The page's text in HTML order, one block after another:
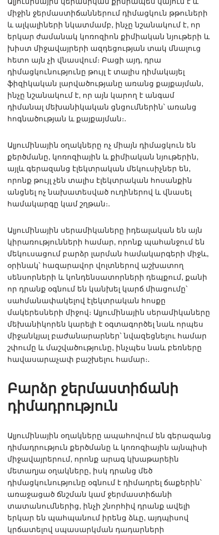
միջին ջերմաստիճաններում դիմացկուն թթուների
և ալկալիների նկատմամբ, ինչը նշանակում է, որ
երկար ժամանակ կոռոզիոն քիմիական նյութերի և
խիստ միջավայրերի ազդեցության տակ մնալուց
հետո այն չի վնասվում։ Բացի այդ, դրա
դիմացկունությունը թույլ է տալիս դիմակայել
ֆիզիկական լարվածությանը առանց քայքայման,
ինչը նշանակում է, որ այն կարող է անգամ
դիմանալ մեխանիկական ցնցումներին՝ առանց
հոգնածության և քայքայման։.
Ալյումինային օղակները ոչ միայն դիմացկուն են
քերծմանը, կոռոզիային և քիմիական նյութերին,
այլև գերազանց էլեկտրական մեկուսիչներ են,
որոնք թույլ չեն տալիս էլեկտրական հոսանքին
անցնել ոչ նախատեսված ուղիներով և վնասել
համակարգը կամ շղթան։.
Ալյումինային սերամիկաները իդեալական են այն
կիրառությունների համար, որոնք պահանջում են
մեկուսացում բարձր լարման համակարգերի միջև,
օրինակ՝ հազարավոր վոլտներով աշխատող
սենսորների և կոնդենսատորների դեպքում, քանի
որ դրանք օգնում են կանխել կարճ միացումը՝
սահմանափակելով էլեկտրական հոսքը
մակերեսների միջով։ Ալյումինային սերամիկաները
մեխանիկորեն կարելի է օգտագործել նաև որպես
միջանկյալ բաժանարարներ՝ նվազեցնելու համար
շփումը և մաշվածությունը, ինչպես նաև բեռները
հավասարաչափ բաշխելու համար։.
Բարձր ջերմաստիճանի
դիմադրություն
Ալյումինային օղակները ապահովում են գերազանց
դիմադրություն քերծմանը և կոռոզիային այնպիսի
միջավայրերում, որոնք արագ կխաթարեին
մետաղյա օղակները, իսկ դրանց մեծ
դիմացկունությունը օգնում է դիմադրել ճաքերին՝
առաջացած ճնշման կամ ջերմաստիճանի
տատանումներից, ինչի շնորհիվ դրանք ավելի
երկար են պահպանում իրենց ձևը, այդպիսով
կրճատելով սպասարկման դադարների